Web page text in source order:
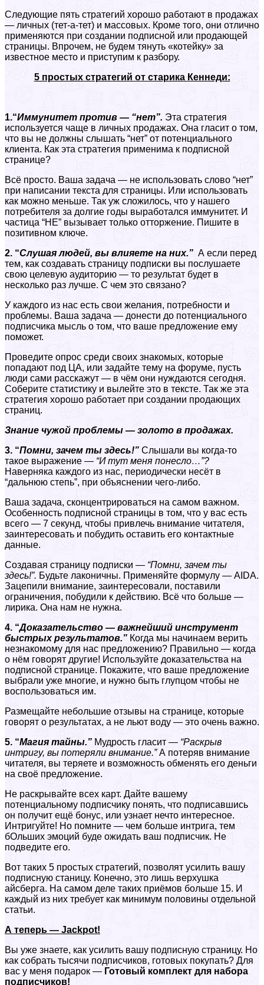
Следующие пять стратегий хорошо работают в продажах
— личных (тет-а-тет) и массовых. Кроме того, они отлично
применяются при создании подписной или продающей
страницы. Впрочем, не будем тянуть «котейку» за
известное место и приступим к разбору.
5 простых стратегий от старика Кеннеди:
1.“Иммунитет против — “нет”. Эта стратегия
используется чаще в личных продажах. Она гласит о том,
что вы не должны слышать “нет” от потенциального
клиента. Как эта стратегия применима к подписной
странице?
Всё просто. Ваша задача — не использовать слово “нет”
при написании текста для страницы. Или использовать
как можно меньше. Так уж сложилось, что у нашего
потребителя за долгие годы выработался иммунитет. И
частица “НЕ” вызывает только отторжение. Пишите в
позитивном ключе.
2. “Слушая людей, вы влияете на них.” А если перед
тем, как создавать страницу подписки вы послушаете
свою целевую аудиторию — то результат будет в
несколько раз лучше. С чем это связано?
У каждого из нас есть свои желания, потребности и
проблемы. Ваша задача — донести до потенциального
подписчика мысль о том, что ваше предложение ему
поможет.
Проведите опрос среди своих знакомых, которые
попадают под ЦА, или задайте тему на форуме, пусть
люди сами расскажут — в чём они нуждаются сегодня.
Соберите статистику и вылейте это в тексте. Так же эта
стратегия хорошо работает при создании продающих
страниц.
Знание чужой проблемы — золото в продажах.
3. “Помни, зачем ты здесь!” Слышали вы когда-то
такое выражение — “И тут меня понесло…”?
Наверняка каждого из нас, периодически несёт в
“дальнюю степь”, при объяснении чего-либо.
Ваша задача, сконцентрироваться на самом важном.
Особенность подписной страницы в том, что у вас есть
всего — 7 секунд, чтобы привлечь внимание читателя,
заинтересовать и побудить оставить его контактные
данные.
Создавая страницу подписки — “Помни, зачем ты
здесь!”. Будьте лаконичны. Применяйте формулу — AIDA.
Зацепили внимание, заинтересовали, поставили
ограничения, побудили к действию. Всё что больше —
лирика. Она нам не нужна.
4. “Доказательство — важнейший инструмент
быстрых результатов.” Когда мы начинаем верить
незнакомому для нас предложению? Правильно — когда
о нём говорят другие! Используйте доказательства на
подписной странице. Покажите, что ваше предложение
выбрали уже многие, и нужно быть глупцом чтобы не
воспользоваться им.
Размещайте небольшие отзывы на странице, которые
говорят о результатах, а не льют воду — это очень важно.
5. “Магия тайны.” Мудрость гласит — “Раскрыв
интригу, вы потеряли внимание.”А потеряв внимание
читателя, вы теряете и возможность обменять его деньги
на своё предложение.
Не раскрывайте всех карт. Дайте вашему
потенциальному подписчику понять, что подписавшись
он получит ещё бонус, или узнает нечто интересное.
Интригуйте! Но помните — чем больше интрига, тем
бОльших эмоций буде ожидать ваш подписчик. Не
подведите его.
Вот таких 5 простых стратегий, позволят усилить вашу
подписную станицу. Конечно, это лишь верхушка
айсберга. На самом деле таких приёмов больше 15. И
каждый из них требует как минимум половины отдельной
статьи.
А теперь — Jackpot!
Вы уже знаете, как усилить вашу подписную страницу. Но
как собрать тысячи подписчиков, готовых покупать? Для
вас у меня подарок — Готовый комплект для набора
подписчиков!